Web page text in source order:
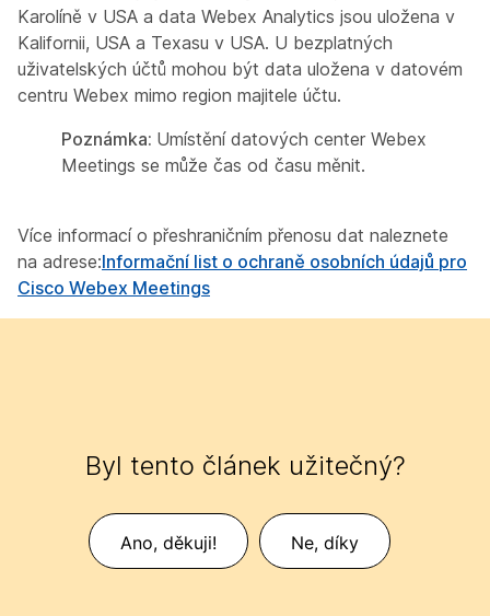
Karolíně v USA a data Webex Analytics jsou uložena v
Kalifornii, USA a Texasu v USA. U bezplatných
uživatelských účtů mohou být data uložena v datovém
centru Webex mimo region majitele účtu.
Poznámka: Umístění datových center Webex
Meetings se může čas od času měnit.
Více informací o přeshraničním přenosu dat naleznete
na adrese:Informační list o ochraně osobních údajů pro
Cisco Webex Meetings
Byl tento článek užitečný?
Ano, děkuji! Ne, díky